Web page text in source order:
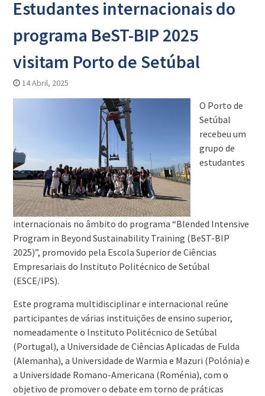
Estudantes internacionais do
programa BeST-BIP 2025
visitam Porto de Setúbal
14 Abril, 2025
O Porto de
Setúbal
recebeu um
grupo de
estudantes
internacionais no âmbito do programa “Blended Intensive
Program in Beyond Sustainability Training (BeST-BIP
2025)”, promovido pela Escola Superior de Ciências
Empresariais do Instituto Politécnico de Setúbal
(ESCE/IPS).
Este programa multidisciplinar e internacional reúne
participantes de várias instituições de ensino superior,
nomeadamente o Instituto Politécnico de Setúbal
(Portugal), a Universidade de Ciências Aplicadas de Fulda
(Alemanha), a Universidade de Warmia e Mazuri (Polónia) e
a Universidade Romano-Americana (Roménia), com o
objetivo de promover o debate em torno de práticas